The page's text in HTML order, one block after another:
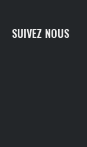
SUIVEZ NOUS